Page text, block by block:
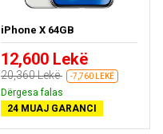
iPhone X 64GB
12,600 Lekë
20,360 Lekë -7,760 LEKË
Dërgesa falas
24 MUAJ GARANCI